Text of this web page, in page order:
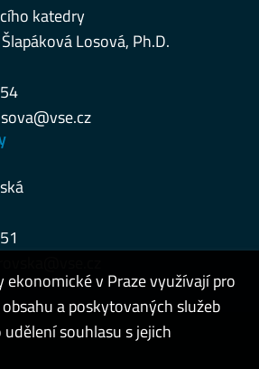
katedry
Losová, Ph.D.
ekonomické v Praze využívají pro
a poskytovaných služeb
souhlasu s jejich